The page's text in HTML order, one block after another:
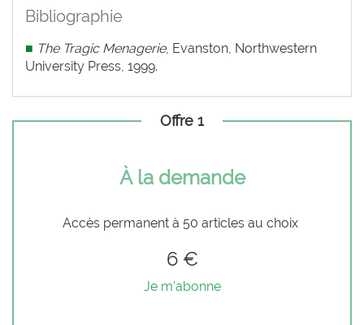
Bibliographie
■ The Tragic Menagerie, Evanston, Northwestern
University Press, 1999.
Offre 1
À la demande
Accès permanent à 50 articles au choix
6 €
Je m'abonne